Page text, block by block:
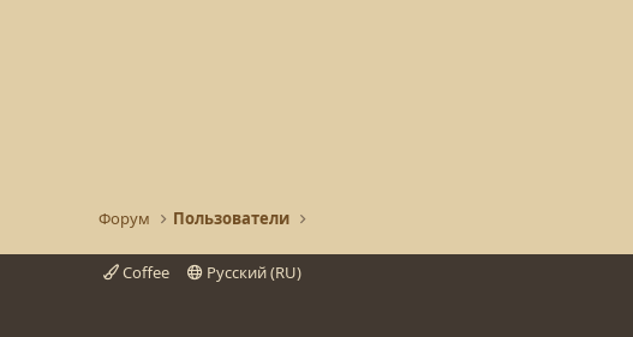
Форум Пользователи
Coffee Русский (RU)